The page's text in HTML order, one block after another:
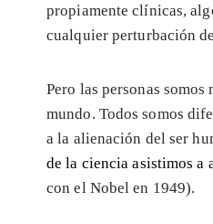
propiamente clínicas,
cualquier perturbación
Pero las personas
mundo. Todos somos
a la alienación del ser
de la ciencia asistimos a
con el Nobel en 1949).